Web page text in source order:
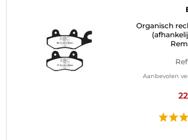
Organisch
Aanbevolen